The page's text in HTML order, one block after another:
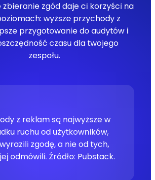
zbieranie zgód daje ci korzyści na
wyższe przychody z
przygotowanie do audytów i
czasu dla twojego
zespołu.
z reklam są najwyższe w
ruchu od użytkowników,
zgodę, a nie od tych,
odmówili. Źródło: Pubstack.